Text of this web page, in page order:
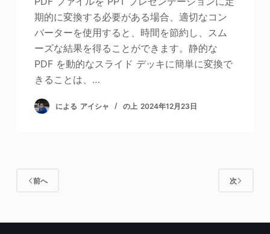
期的に変換する必要がある場合、適切なコン
バーターを使用すると、時間を節約し、スム
ーズな結果を得ることができます。静的な
PDF を動的なスライド デッキに簡単に変換で
きることは、…
による アイシャ の上 2024年12月23日
前へ 次